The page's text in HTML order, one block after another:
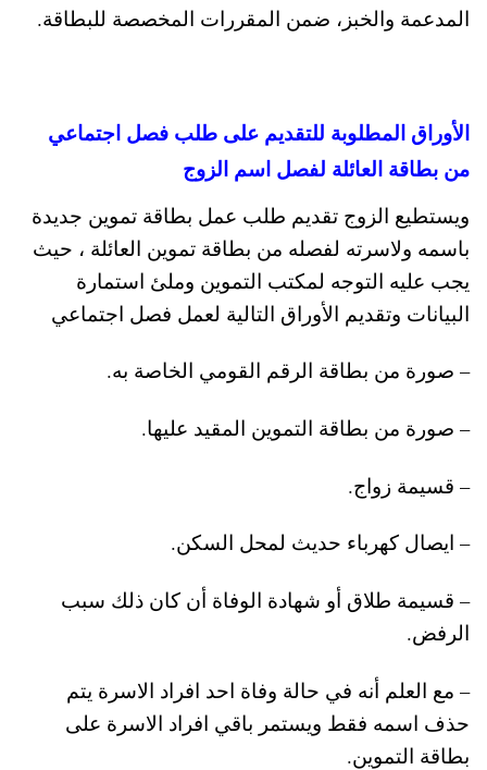
المدعمة والخبز، ضمن المقررات المخصصة للبطاقة.
الأوراق المطلوبة للتقديم على طلب فصل اجتماعي
من بطاقة العائلة لفصل اسم الزوج
ويستطيع الزوج تقديم طلب عمل بطاقة تموين جديدة
باسمه ولاسرته لفصله من بطاقة تموين العائلة ، حيث
يجب عليه التوجه لمكتب التموين وملئ استمارة
البيانات وتقديم الأوراق التالية لعمل فصل اجتماعي
– صورة من بطاقة الرقم القومي الخاصة به.
– صورة من بطاقة التموين المقيد عليها.
– قسيمة زواج.
– ايصال كهرباء حديث لمحل السكن.
– قسيمة طلاق أو شهادة الوفاة أن كان ذلك سبب
الرفض.
– مع العلم أنه في حالة وفاة احد افراد الاسرة يتم
حذف اسمه فقط ويستمر باقي افراد الاسرة على
بطاقة التموين.